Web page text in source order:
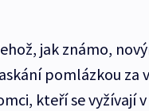
jak známo,
pomlázkou za
kteří se vyžívají